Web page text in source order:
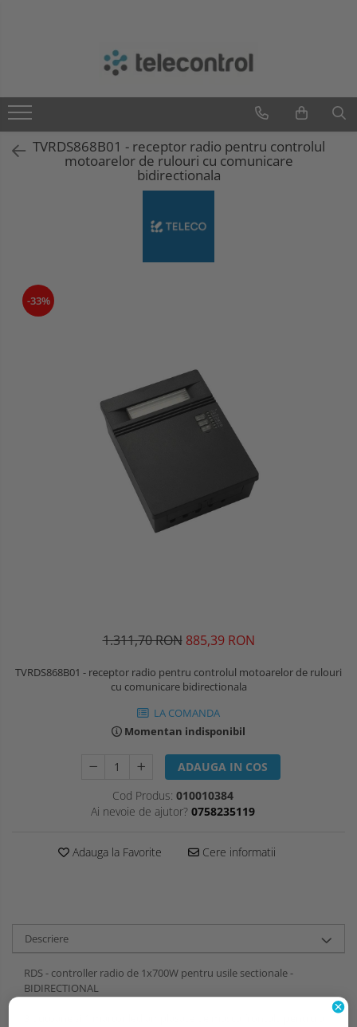
Teletask
Artsound
IntelightTVRDS868B01 - receptor radio pentru controlul
motoarelor de rulouri cu comunicare
bidirectionala
-33%
1.311,70 RON 885,39 RON
TVRDS868B01 - receptor radio pentru controlul motoarelor de rulouri
cu comunicare bidirectionala
LA COMANDA
Momentan indisponibil
ADAUGA IN COS
Cod Produs: 010010384
Ai nevoie de ajutor? 0758235119
Adauga la Favorite Cere informatii
Descriere
RDS - controller radio de 1x700W pentru usile sectionale -
BIDIRECTIONAL